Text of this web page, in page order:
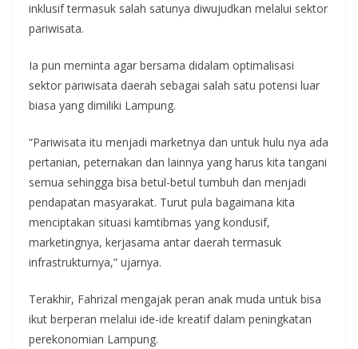
inklusif termasuk salah satunya diwujudkan melalui sektor
pariwisata.
Ia pun meminta agar bersama didalam optimalisasi
sektor pariwisata daerah sebagai salah satu potensi luar
biasa yang dimiliki Lampung.
“Pariwisata itu menjadi marketnya dan untuk hulu nya ada
pertanian, peternakan dan lainnya yang harus kita tangani
semua sehingga bisa betul-betul tumbuh dan menjadi
pendapatan masyarakat. Turut pula bagaimana kita
menciptakan situasi kamtibmas yang kondusif,
marketingnya, kerjasama antar daerah termasuk
infrastrukturnya,” ujarnya.
Terakhir, Fahrizal mengajak peran anak muda untuk bisa
ikut berperan melalui ide-ide kreatif dalam peningkatan
perekonomian Lampung.